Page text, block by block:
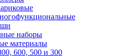
наборы
материалы
600, 500 и 300